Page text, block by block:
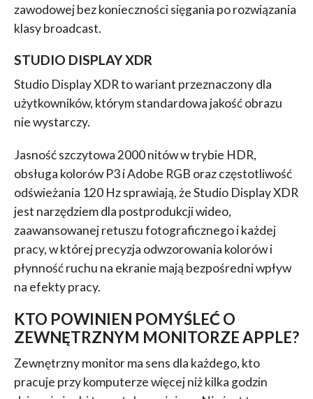
zawodowej bez konieczności sięgania po rozwiązania
klasy broadcast.
STUDIO DISPLAY XDR
Studio Display XDR to wariant przeznaczony dla
użytkowników, którym standardowa jakość obrazu
nie wystarczy.
Jasność szczytowa 2000 nitów w trybie HDR,
obsługa kolorów P3 i Adobe RGB oraz częstotliwość
odświeżania 120 Hz sprawiają, że Studio Display XDR
jest narzędziem dla postprodukcji wideo,
zaawansowanej retuszu fotograficznego i każdej
pracy, w której precyzja odwzorowania kolorów i
płynność ruchu na ekranie mają bezpośredni wpływ
na efekty pracy.
KTO POWINIEN POMYŚLEĆ O
ZEWNĘTRZNYM MONITORZE APPLE?
Zewnętrzny monitor ma sens dla każdego, kto
pracuje przy komputerze więcej niż kilka godzin